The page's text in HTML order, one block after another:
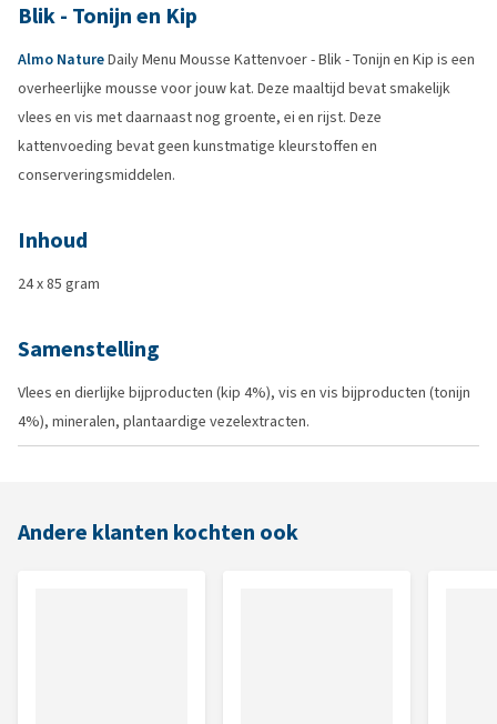
Blik - Tonijn en Kip
Almo NatureDaily Menu Mousse Kattenvoer - Blik - Tonijn en Kip is een
overheerlijke mousse voor jouw kat. Deze maaltijd bevat smakelijk
vlees en vis met daarnaast nog groente, ei en rijst. Deze
kattenvoeding bevat geen kunstmatige kleurstoffen en
conserveringsmiddelen.
Inhoud
24 x 85 gram
Samenstelling
Vlees en dierlijke bijproducten (kip 4%), vis en vis bijproducten (tonijn
4%), mineralen, plantaardige vezelextracten.
Andere klanten kochten ook